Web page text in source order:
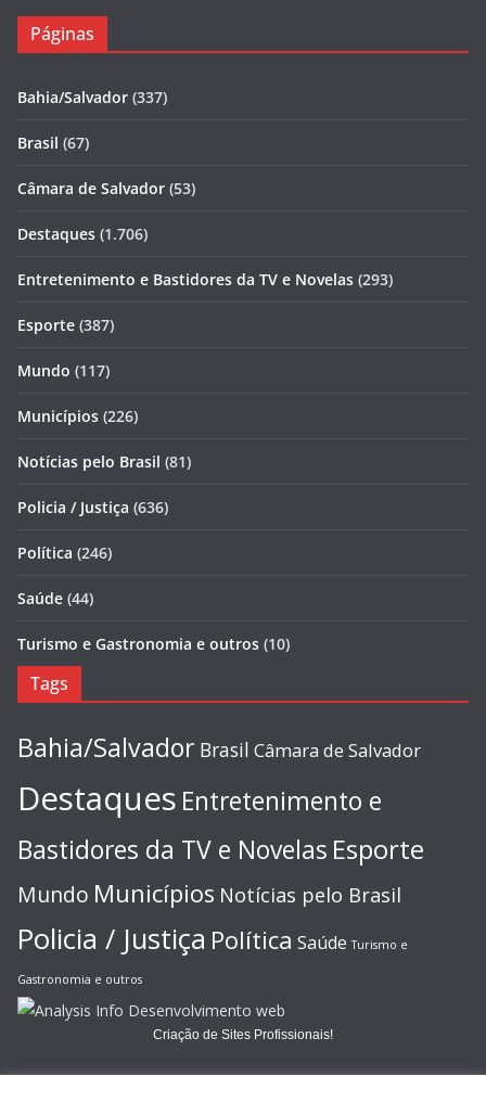
Páginas
Bahia/Salvador (337)
Brasil (67)
Câmara de Salvador (53)
Destaques (1.706)
Entretenimento e Bastidores da TV e Novelas (293)
Esporte (387)
Mundo (117)
Municípios (226)
Notícias pelo Brasil (81)
Policia / Justiça (636)
Política (246)
Saúde (44)
Turismo e Gastronomia e outros (10)
Tags
Bahia/Salvador Brasil Câmara de Salvador
Destaques Entretenimento e
Bastidores da TV e Novelas Esporte
Mundo Municípios Notícias pelo Brasil
Policia / Justiça Política Saúde Turismo e
Gastronomia e outros
Criação de Sites Profissionais!